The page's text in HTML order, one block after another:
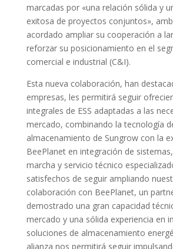
marcadas por «una relación sólida y
exitosa de proyectos conjuntos»,
acordado ampliar su cooperación a
reforzar su posicionamiento en el
comercial e industrial (C&I).
Esta nueva colaboración, han
empresas, les permitirá seguir
integrales de ESS adaptadas a las
mercado, combinando la tecnología
almacenamiento de Sungrow con la
BeePlanet en integración de
marcha y servicio técnico
satisfechos de seguir ampliando
colaboración con BeePlanet, un
demostrado una gran capacidad
mercado y una sólida experiencia en
soluciones de almacenamiento
alianza nos permitirá seguir